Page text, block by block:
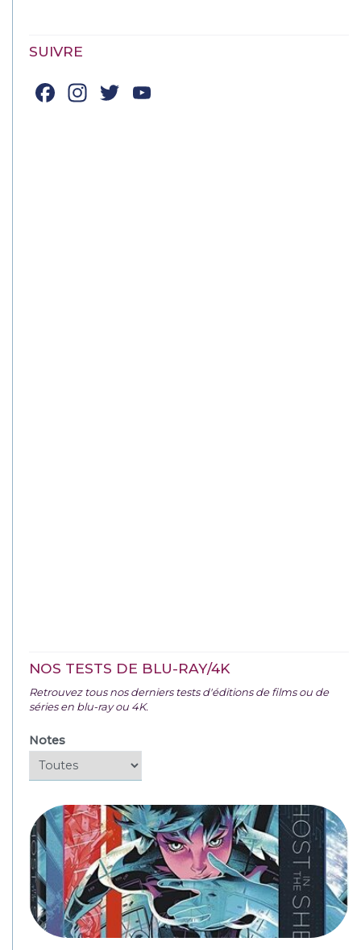
SUIVRE
Facebook
Instagram
Twitter
NOS TESTS DE BLU-RAY/4K
Retrouvez tous nos derniers tests d'éditions de films ou de
séries en blu-ray ou 4K.
Notes